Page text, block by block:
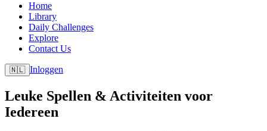
Home
Library
Daily Challenges
Explore
Contact Us
🇳🇱 Inloggen
Leuke Spellen & Activiteiten voor
Iedereen